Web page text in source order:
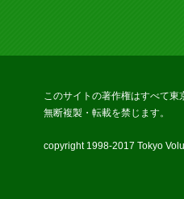
このサイトの著作権はすべて
無断複製・転載を禁じます。
copyright 1998-2017 Tokyo